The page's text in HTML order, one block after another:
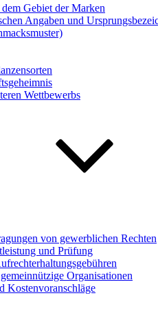
Gebiet der Marken
Angaben und
Wettbewerbs
von gewerblichen Rechten
und Prüfung
Organisationen
Kostenvoranschläge